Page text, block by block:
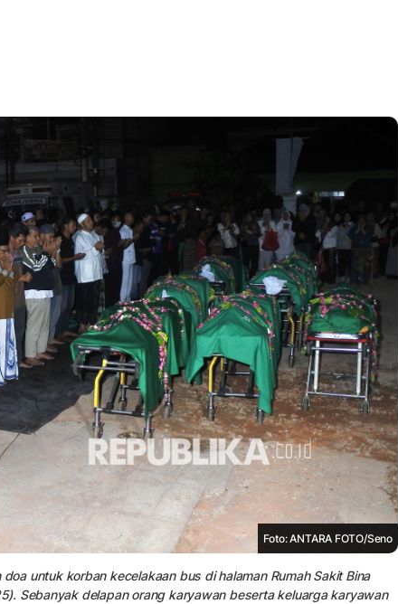
Foto: ANTARA FOTO/Seno
untuk korban kecelakaan bus di halaman Rumah Sakit Bina
Sebanyak delapan orang karyawan beserta keluarga karyawan